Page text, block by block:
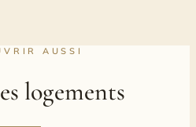
AUSSI
logements